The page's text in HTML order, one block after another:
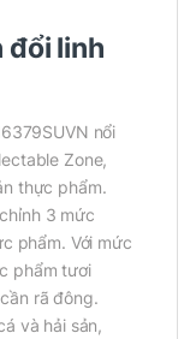
đổi linh
nổi
Zone,
thực phẩm.
3 mức
phẩm. Với mức
phẩm tươi
rã đông.
và hải sản,